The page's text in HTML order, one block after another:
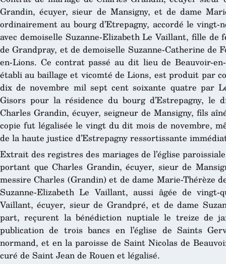
Grandin, écuyer, sieur de Mansigny, et de dame
ordinairement au bourg d’Etrepagny, accordé le
avec demoiselle Suzanne-Elizabeth Le Vaillant, fille
de Grandpray, et de demoiselle Suzanne-Catherine de
en-Lions. Ce contrat passé au dit lieu de Beauvoir-
établi au baillage et vicomté de Lions, est produit par
dix de novembre mil sept cent soixante quatre par
Gisors pour la résidence du bourg d’Estrepagny, le
Charles Grandin, écuyer, seigneur de Mansigny, fils
copie fut légalisée le vingt du dit mois de novembre,
de la haute justice d’Estrepagny ressortissante
Extrait des registres des mariages de l’église
portant que Charles Grandin, écuyer, sieur de
messire Charles (Grandin) et de dame Marie-Thérèze
Suzanne-Elizabeth Le Vaillant, aussi âgée de
Vaillant, écuyer, sieur de Grandpré, et de dame
part, reçurent la bénédiction nuptiale le treize de
publication de trois bancs en l’église de Saints
normand, et en la paroisse de Saint Nicolas de
curé de Saint Jean de Rouen et légalisé.